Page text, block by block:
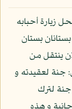
زيارة أحبابه
بستان
ينتقل من
جنة لعقيدته و
لترك